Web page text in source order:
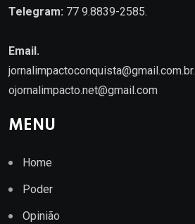
Telegram: 77 9.8839-2585.
Email.
jornalimpactoconquista@gmail.com.br.
ojornalimpacto.net@gmail.com
MENU
Home
Poder
Opinião